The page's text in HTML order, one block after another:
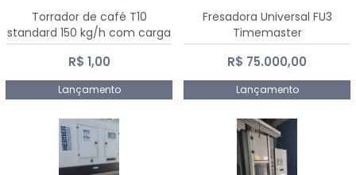
Torrador de café T10
standard 150 kg/h com carga
de 10 kg
R$ 1,00
Lançamento
Fresadora Universal FU3
Timemaster
R$ 75.000,00
Lançamento